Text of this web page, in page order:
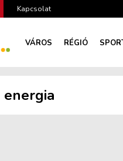
Kapcsolat
VÁROS RÉGIÓ
energia